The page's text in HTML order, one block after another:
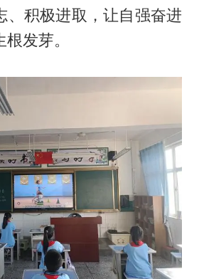
、积极进取，让自强奋进
发芽。